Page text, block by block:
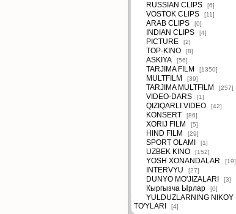
RUSSIAN CLIPS [6]
VOSTOK CLIPS [11]
ARAB CLIPS [0]
INDIAN CLIPS [4]
PICTURE [2]
TOP-KINO [8]
ASKIYA [56]
TARJIMA FILM [1350]
MULTFILM [39]
TARJIMA MULTFILM [257]
VIDEO-DARS [1]
QIZIQARLI VIDEO [42]
KONSERT [86]
XORIJ FILM [5]
HIND FILM [29]
SPORT OLAMI [1]
UZBEK KINO [152]
YOSH XONANDALAR [19]
INTERVYU [27]
DUNYO MO'JIZALARI [3]
Кыргызча Ырлар [0]
YULDUZLARNING NIKOY
TO'YLARI
[4]